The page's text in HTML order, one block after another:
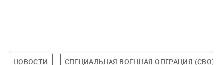
НОВОСТИ СПЕЦИАЛЬНАЯ ВОЕННАЯ ОПЕРАЦИЯ (СВО)